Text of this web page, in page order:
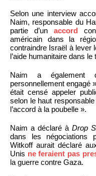
Selon une interview
Naim, responsable du
partie d’un accord
américain dans la
contraindre Israël à lever
l’aide humanitaire dans le
Naim a également
personnellement engagé
était censé appeler
selon le haut
l’accord à la poubelle ».
Naim a déclaré à Drop
dans les négociations
Witkoff aurait déclaré
Unis ne feraient pas
la guerre contre Gaza.